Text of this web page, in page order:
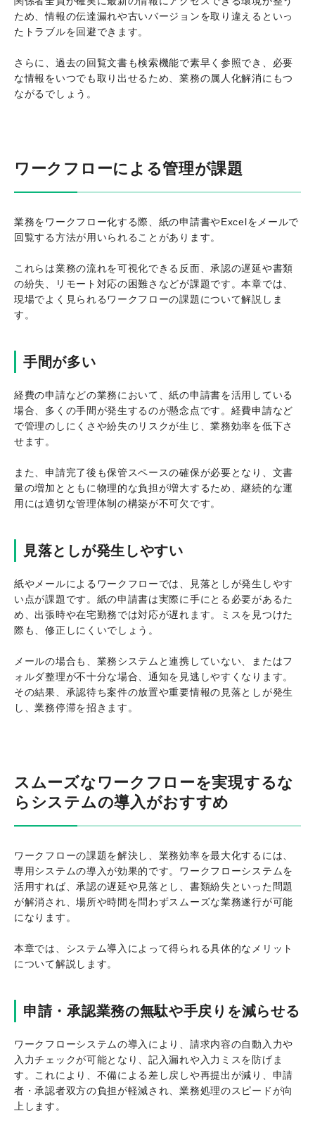
ため、情報の伝達漏れや古いバージョンを取り違えるといっ
たトラブルを回避できます。
さらに、過去の回覧文書も検索機能で素早く参照でき、必要
な情報をいつでも取り出せるため、業務の属人化解消にもつ
ながるでしょう。
ワークフローによる管理が課題
業務をワークフロー化する際、紙の申請書やExcelをメールで
回覧する方法が用いられることがあります。
これらは業務の流れを可視化できる反面、承認の遅延や書類
の紛失、リモート対応の困難さなどが課題です。本章では、
現場でよく見られるワークフローの課題について解説しま
す。
手間が多い
経費の申請などの業務において、紙の申請書を活用している
場合、多くの手間が発生するのが懸念点です。経費申請など
で管理のしにくさや紛失のリスクが生じ、業務効率を低下さ
せます。
また、申請完了後も保管スペースの確保が必要となり、文書
量の増加とともに物理的な負担が増大するため、継続的な運
用には適切な管理体制の構築が不可欠です。
見落としが発生しやすい
紙やメールによるワークフローでは、見落としが発生しやす
い点が課題です。紙の申請書は実際に手にとる必要があるた
め、出張時や在宅勤務では対応が遅れます。ミスを見つけた
際も、修正しにくいでしょう。
メールの場合も、業務システムと連携していない、またはフ
ォルダ整理が不十分な場合、通知を見逃しやすくなります。
その結果、承認待ち案件の放置や重要情報の見落としが発生
し、業務停滞を招きます。
スムーズなワークフローを実現するな
らシステムの導入がおすすめ
ワークフローの課題を解決し、業務効率を最大化するには、
専用システムの導入が効果的です。ワークフローシステムを
活用すれば、承認の遅延や見落とし、書類紛失といった問題
が解消され、場所や時間を問わずスムーズな業務遂行が可能
になります。
本章では、システム導入によって得られる具体的なメリット
について解説します。
申請・承認業務の無駄や手戻りを減らせる
ワークフローシステムの導入により、請求内容の自動入力や
入力チェックが可能となり、記入漏れや入力ミスを防げま
す。これにより、不備による差し戻しや再提出が減り、申請
者・承認者双方の負担が軽減され、業務処理のスピードが向
上します。